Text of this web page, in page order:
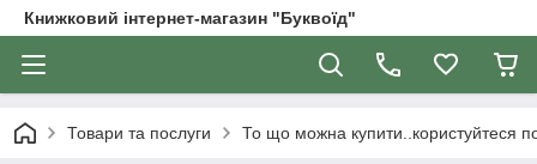
Книжковий інтернет-магазин "Буквоїд"
Товари та послуги То що можна купити..користуйтеся